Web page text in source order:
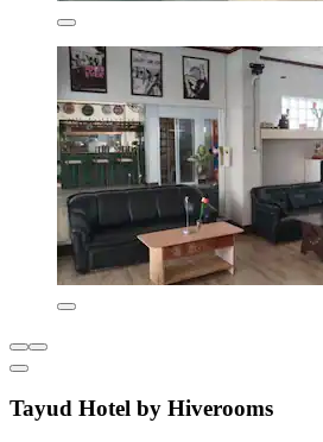
Tayud Hotel by Hiverooms